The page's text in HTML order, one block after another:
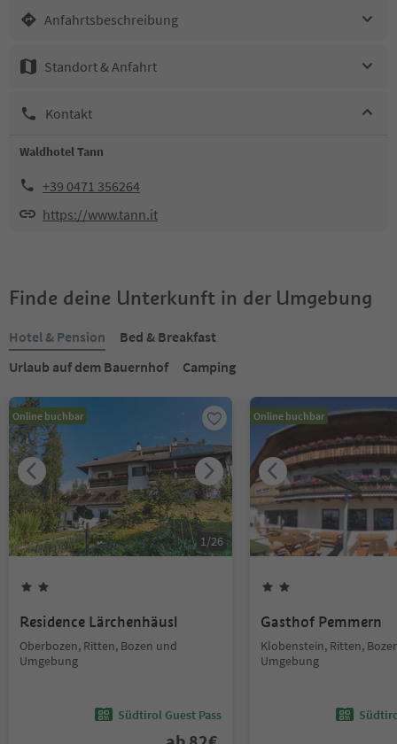
Anfahrtsbeschreibung
Standort & Anfahrt
Kontakt
Waldhotel Tann
+39 0471 356264
https://www.tann.it
Finde deine Unterkunft in der Umgebung
Hotel & Pension
Bed & Breakfast
Urlaub auf dem Bauernhof
Camping
Online buchbar
1/26
Residence Lärchenhäusl
Oberbozen, Ritten, Bozen und
Umgebung
Südtirol Guest Pass
Online buchbar
Gasthof Pemmern
Klobenstein, Ritten,
Umgebung